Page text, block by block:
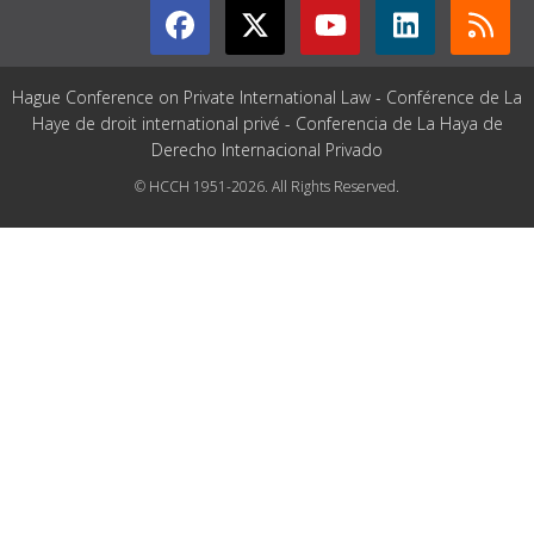
Hague Conference on Private International Law - Conférence de La
Haye de droit international privé - Conferencia de La Haya de
Derecho Internacional Privado
© HCCH 1951-2026. All Rights Reserved.